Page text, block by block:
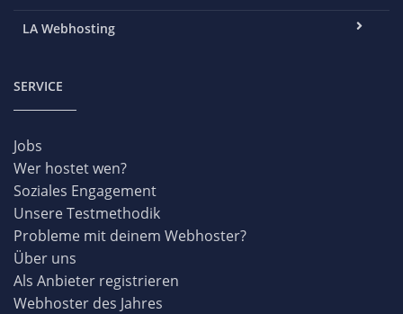
LA Webhosting
SERVICE
Jobs
Wer hostet wen?
Soziales Engagement
Unsere Testmethodik
Probleme mit deinem Webhoster?
Über uns
Als Anbieter registrieren
Webhoster des Jahres